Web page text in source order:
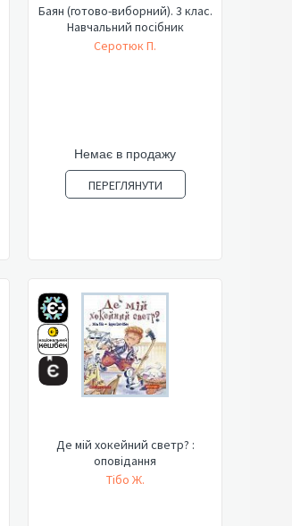
Баян (готово-виборний). 3 клас.
Навчальний посібник
Серотюк П.
Немає в продажу
ПЕРЕГЛЯНУТИ
Де мій хокейний светр? :
оповідання
Тібо Ж.